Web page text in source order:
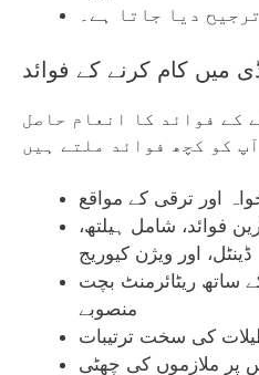
دیا جاتا ہے۔
میں کام کرنے کے فوائد
کے فوائد کا انعام حاصل
اور ترقی کے مواقع
فوائد، شامل ہیلتھ،
ڈینٹل، اور ویژن کیوریج
ساتھ ریٹائرمنٹ بچت
منصوبے
کی سخت ترتیبات
پر ملازموں کی چھٹی